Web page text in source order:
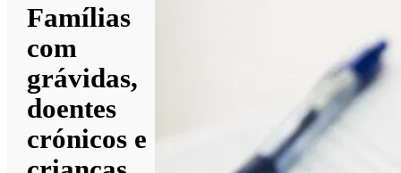
Famílias
com
grávidas,
doentes
crónicos e